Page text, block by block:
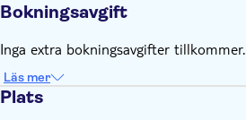
Bokningsavgift
Inga extra bokningsavgifter tillkommer.
Läs mer
Plats